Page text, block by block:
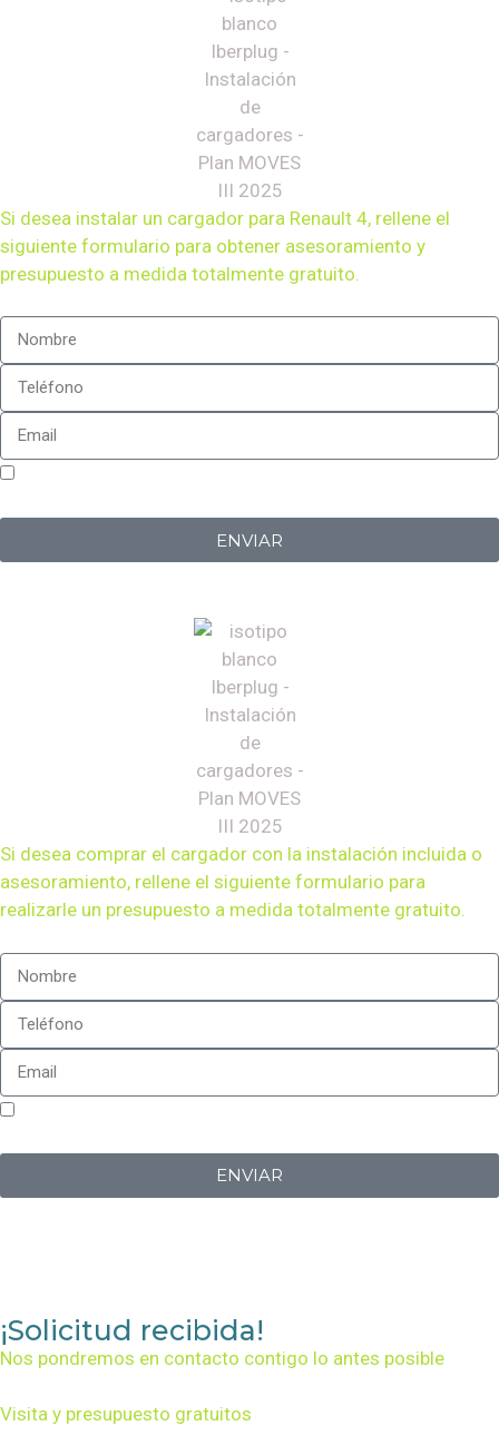
Si desea instalar un cargador para Renault 4, rellene el
siguiente formulario para obtener asesoramiento y
presupuesto a medida totalmente gratuito.
ENVIAR
Si desea comprar el cargador con la instalación incluida o
asesoramiento, rellene el siguiente formulario para
realizarle un presupuesto a medida totalmente gratuito.
ENVIAR
¡Solicitud recibida!
Nos pondremos en contacto contigo lo antes posible
Visita y presupuesto gratuitos